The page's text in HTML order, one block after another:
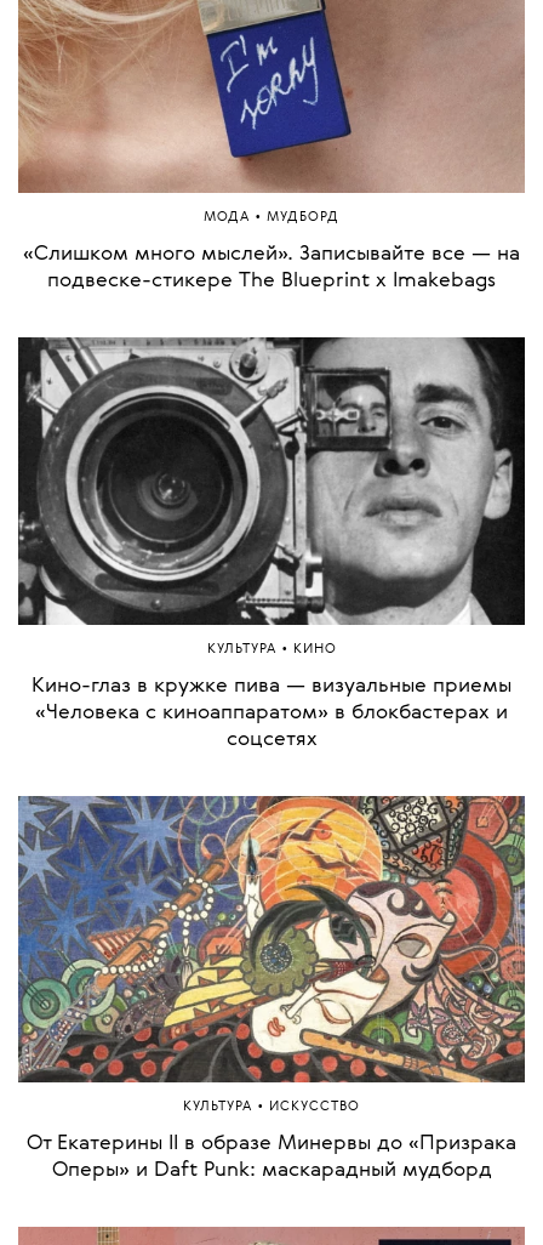
МОДА • МУДБОРД
«Слишком много мыслей». Записывайте все — на
подвеске-стикере The Blueprint x Imakebags
КУЛЬТУРА • КИНО
Кино-глаз в кружке пива — визуальные приемы
«Человека с киноаппаратом» в блокбастерах и
соцсетях
КУЛЬТУРА • ИСКУССТВО
От Екатерины II в образе Минервы до «Призрака
Оперы» и Daft Punk: маскарадный мудборд